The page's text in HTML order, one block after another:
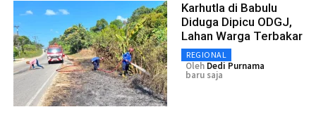
Karhutla di Babulu
Diduga Dipicu ODGJ,
Lahan Warga Terbakar
REGIONAL
Oleh Dedi Purnama
baru saja